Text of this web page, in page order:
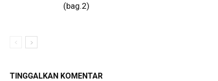
(bag.2)
TINGGALKAN KOMENTAR